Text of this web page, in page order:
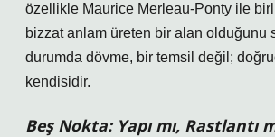
özellikle Maurice Merleau-Ponty ile
bizzat anlam üreten bir alan olduğunu
durumda dövme, bir temsil değil;
kendisidir.
Beş Nokta: Yapı mı, Rastlantı